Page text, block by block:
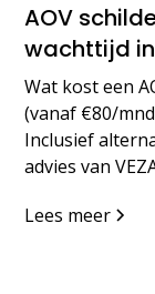
AOV
wachttijd
Wat kost een
(vanaf €80/
Inclusief
advies van
Lees meer